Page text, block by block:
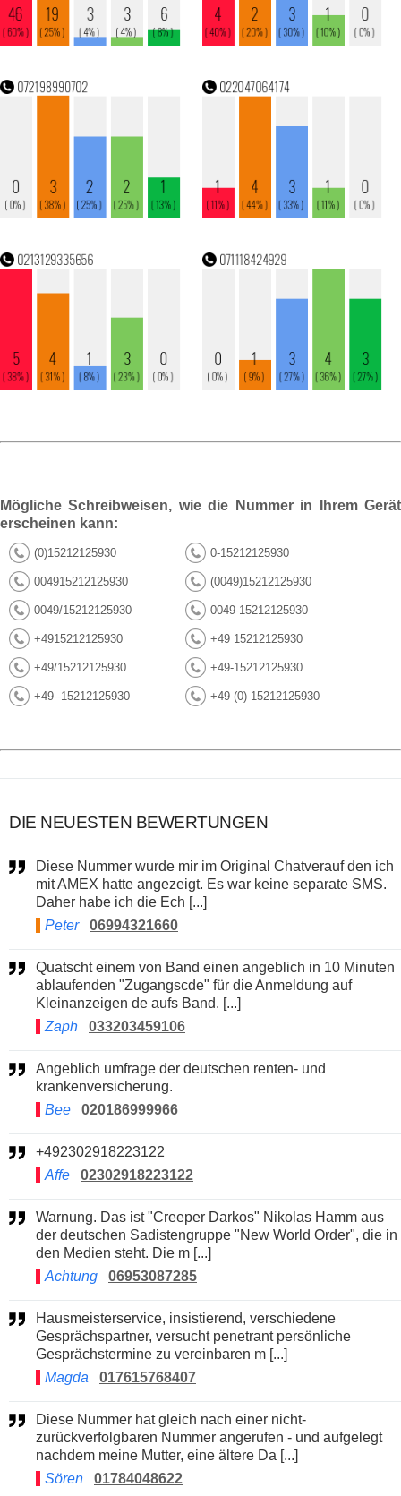
Mögliche Schreibweisen, wie die Nummer in Ihrem Gerät
erscheinen kann:
(0)15212125930 0-15212125930
004915212125930 (0049)15212125930
0049/15212125930 0049-15212125930
+4915212125930 +49 15212125930
+49/15212125930 +49-15212125930
+49--15212125930 +49 (0) 15212125930
DIE NEUESTEN BEWERTUNGEN
Diese Nummer wurde mir im Original Chatverauf den ich
mit AMEX hatte angezeigt. Es war keine separate SMS.
Daher habe ich die Ech [...]
Peter
06994321660
Quatscht einem von Band einen angeblich in 10 Minuten
ablaufenden "Zugangscde" für die Anmeldung auf
Kleinanzeigen de aufs Band. [...]
Zaph
033203459106
Angeblich umfrage der deutschen renten- und
krankenversicherung.
Bee
020186999966
+492302918223122
Affe
02302918223122
Warnung. Das ist "Creeper Darkos" Nikolas Hamm aus
der deutschen Sadistengruppe "New World Order", die in
den Medien steht. Die m [...]
Achtung
06953087285
Hausmeisterservice, insistierend, verschiedene
Gesprächspartner, versucht penetrant persönliche
Gesprächstermine zu vereinbaren m [...]
Magda
017615768407
Diese Nummer hat gleich nach einer nicht-
zurückverfolgbaren Nummer angerufen - und aufgelegt
nachdem meine Mutter, eine ältere Da [...]
Sören
01784048622